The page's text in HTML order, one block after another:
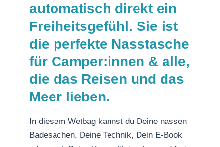
automatisch direkt ein
Freiheitsgefühl. Sie ist
die perfekte Nasstasche
für Camper:innen & alle,
die das Reisen und das
Meer lieben.
In diesem Wetbag kannst du Deine nassen
Badesachen, Deine Technik, Dein E-Book